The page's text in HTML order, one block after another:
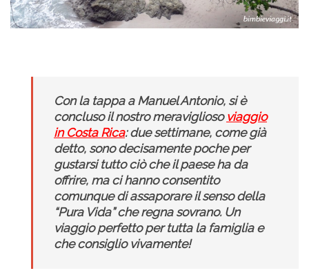
Con la tappa a Manuel Antonio, si è
concluso il nostro meraviglioso viaggio
in Costa Rica: due settimane, come già
detto, sono decisamente poche per
gustarsi tutto ciò che il paese ha da
offrire, ma ci hanno consentito
comunque di assaporare il senso della
“Pura Vida” che regna sovrano. Un
viaggio perfetto per tutta la famiglia e
che consiglio vivamente!